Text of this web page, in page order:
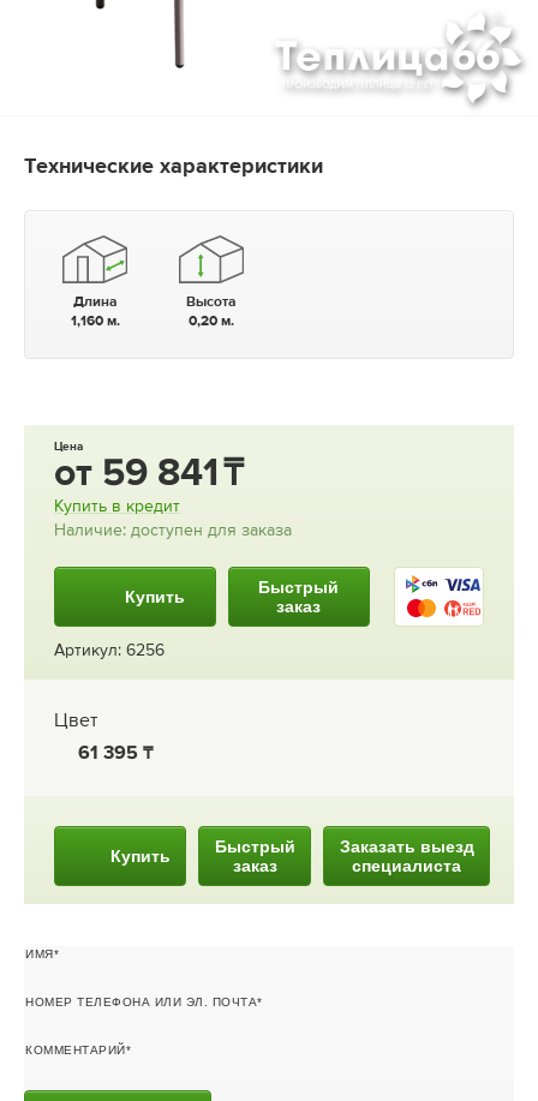
Технические характеристики
Длина
1,160 м.
Высота
0,20 м.
Цена
от 59 841
Купить в кредит
Наличие: доступен для заказа
Купить
Быстрый
заказ
Артикул: 6256
Цвет
61 395
Купить
Быстрый
заказ
Заказать выезд
специалиста
ИМЯ
НОМЕР ТЕЛЕФОНА ИЛИ ЭЛ. ПОЧТА
КОММЕНТАРИЙ